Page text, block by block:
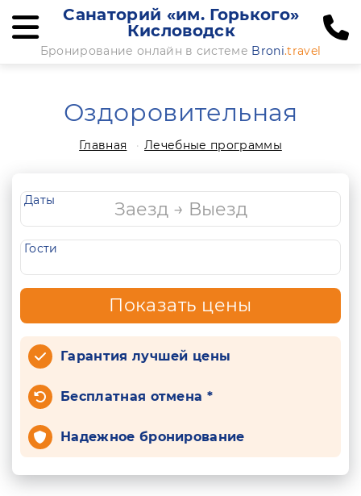
Санаторий «им. Горького»
Кисловодск
Бронирование онлайн в системе Broni.travel
Оздоровительная
Главная Лечебные программы
Даты
Гости
Показать цены
Гарантия лучшей цены
Бесплатная отмена *
Надежное бронирование